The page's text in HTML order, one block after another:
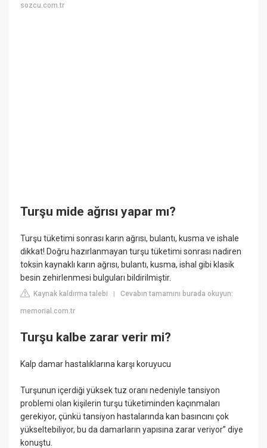
sozcu.com.tr
Turşu mide ağrısı yapar mı?
Turşu tüketimi sonrası karın ağrısı, bulantı, kusma ve ishale
dikkat! Doğru hazırlanmayan turşu tüketimi sonrası nadiren
toksin kaynaklı karın ağrısı, bulantı, kusma, ishal gibi klasik
besin zehirlenmesi bulguları bildirilmiştir.
Kaynak kaldırma talebi |Cevabın tamamını burada okuyun:
memorial.com.tr
Turşu kalbe zarar verir mi?
Kalp damar hastalıklarına karşı koruyucu
Turşunun içerdiği yüksek tuz oranı nedeniyle tansiyon
problemi olan kişilerin turşu tüketiminden kaçınmaları
gerekiyor, çünkü tansiyon hastalarında kan basıncını çok
yükseltebiliyor, bu da damarların yapısına zarar veriyor” diye
konuştu.